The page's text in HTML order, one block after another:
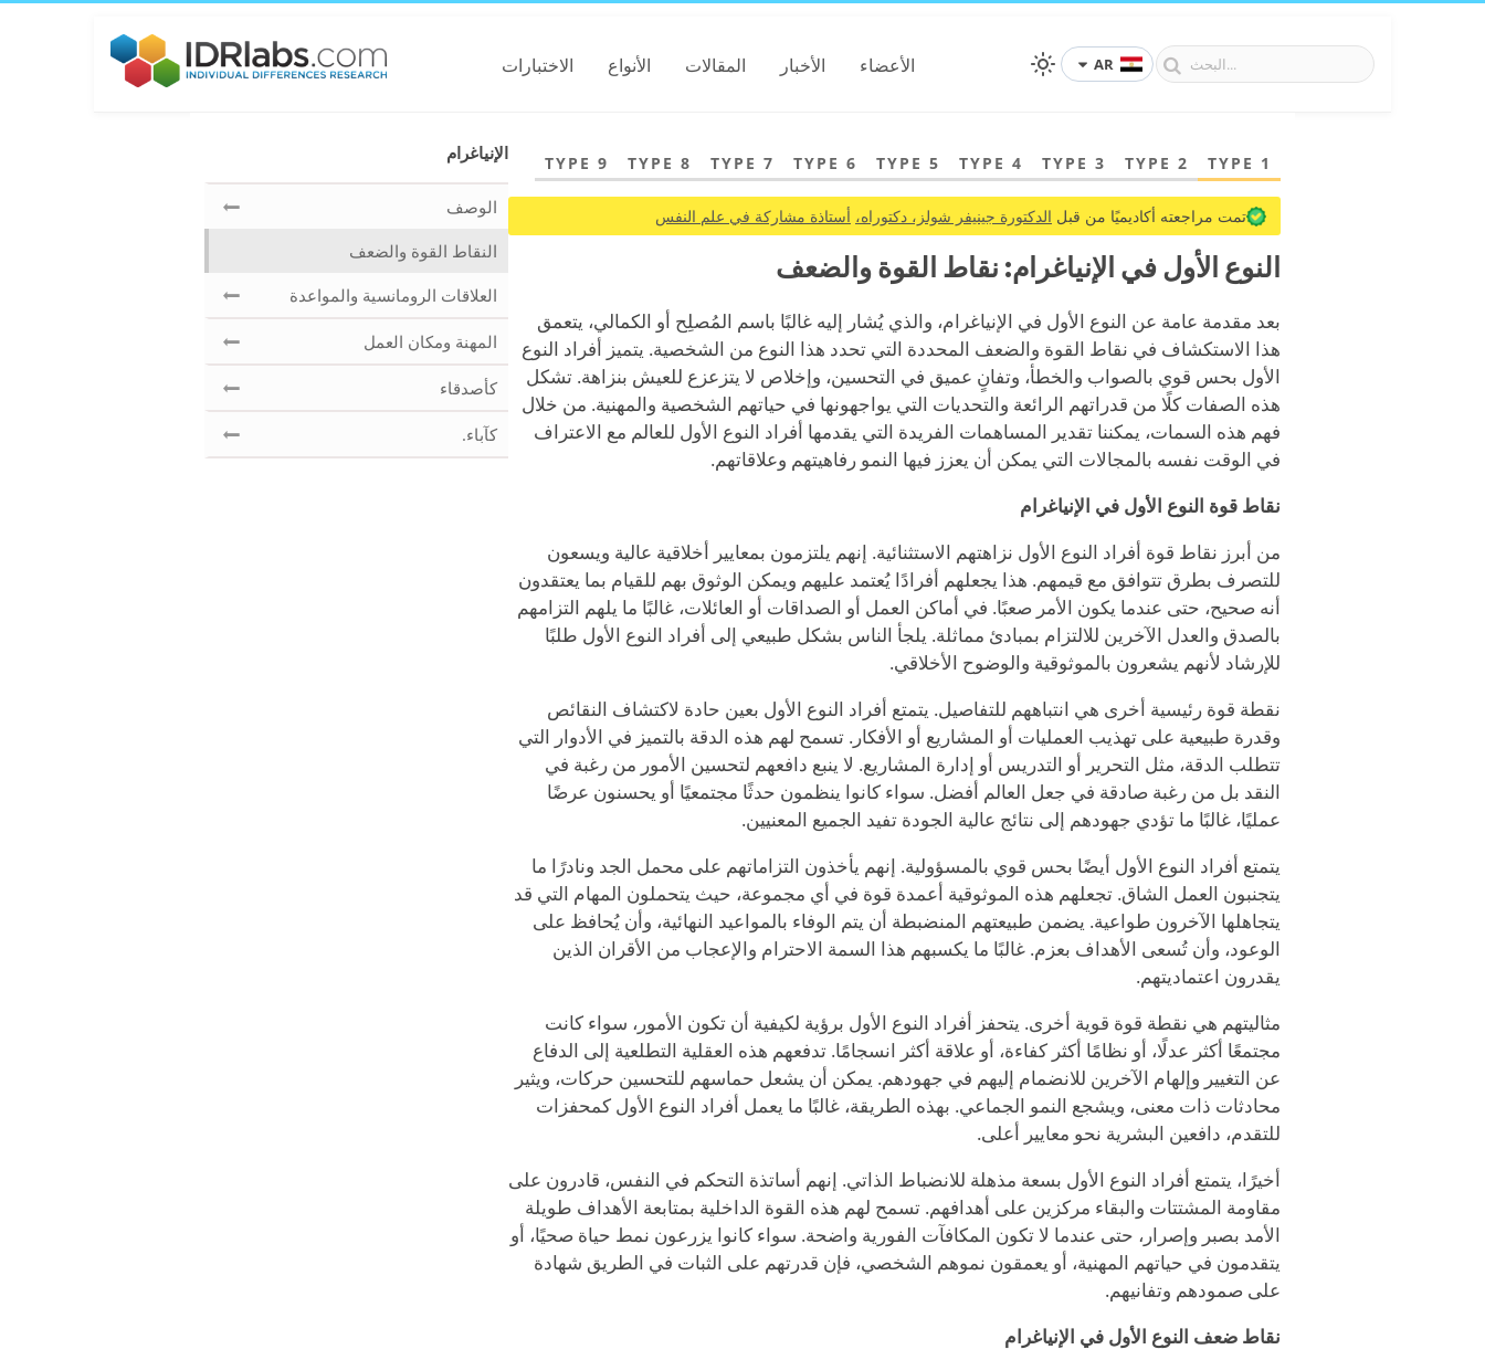
الاختبارات الأنواع المقالات الأخبار الأعضاء AR
الإنياغرام
الوصف
النقاط القوة والضعف
العلاقات الرومانسية والمواعدة
المهنة ومكان العمل
كأصدقاء
كآباء.
TYPE 1
TYPE 2
TYPE 3
TYPE 4
TYPE 5
TYPE 6
TYPE 7
TYPE 8
TYPE 9
تمت مراجعته أكاديميًا من قبل الدكتورة جينيفر شولز، دكتوراه، أستاذة مشاركة في علم النفس
النوع الأول في الإنياغرام: نقاط القوة والضعف
بعد مقدمة عامة عن النوع الأول في الإنياغرام، والذي يُشار إليه غالبًا باسم المُصلِح أو الكمالي، يتعمق
هذا الاستكشاف في نقاط القوة والضعف المحددة التي تحدد هذا النوع من الشخصية. يتميز أفراد النوع
الأول بحس قوي بالصواب والخطأ، وتفانٍ عميق في التحسين، وإخلاص لا يتزعزع للعيش بنزاهة. تشكل
هذه الصفات كلًا من قدراتهم الرائعة والتحديات التي يواجهونها في حياتهم الشخصية والمهنية. من خلال
فهم هذه السمات، يمكننا تقدير المساهمات الفريدة التي يقدمها أفراد النوع الأول للعالم مع الاعتراف
في الوقت نفسه بالمجالات التي يمكن أن يعزز فيها النمو رفاهيتهم وعلاقاتهم.
نقاط قوة النوع الأول في الإنياغرام
من أبرز نقاط قوة أفراد النوع الأول نزاهتهم الاستثنائية. إنهم يلتزمون بمعايير أخلاقية عالية ويسعون
للتصرف بطرق تتوافق مع قيمهم. هذا يجعلهم أفرادًا يُعتمد عليهم ويمكن الوثوق بهم للقيام بما يعتقدون
أنه صحيح، حتى عندما يكون الأمر صعبًا. في أماكن العمل أو الصداقات أو العائلات، غالبًا ما يلهم التزامهم
بالصدق والعدل الآخرين للالتزام بمبادئ مماثلة. يلجأ الناس بشكل طبيعي إلى أفراد النوع الأول طلبًا
للإرشاد لأنهم يشعرون بالموثوقية والوضوح الأخلاقي.
نقطة قوة رئيسية أخرى هي انتباههم للتفاصيل. يتمتع أفراد النوع الأول بعين حادة لاكتشاف النقائص
وقدرة طبيعية على تهذيب العمليات أو المشاريع أو الأفكار. تسمح لهم هذه الدقة بالتميز في الأدوار التي
تتطلب الدقة، مثل التحرير أو التدريس أو إدارة المشاريع. لا ينبع دافعهم لتحسين الأمور من رغبة في
النقد بل من رغبة صادقة في جعل العالم أفضل. سواء كانوا ينظمون حدثًا مجتمعيًا أو يحسنون عرضًا
عمليًا، غالبًا ما تؤدي جهودهم إلى نتائج عالية الجودة تفيد الجميع المعنيين.
يتمتع أفراد النوع الأول أيضًا بحس قوي بالمسؤولية. إنهم يأخذون التزاماتهم على محمل الجد ونادرًا ما
يتجنبون العمل الشاق. تجعلهم هذه الموثوقية أعمدة قوة في أي مجموعة، حيث يتحملون المهام التي قد
يتجاهلها الآخرون طواعية. يضمن طبيعتهم المنضبطة أن يتم الوفاء بالمواعيد النهائية، وأن يُحافظ على
الوعود، وأن تُسعى الأهداف بعزم. غالبًا ما يكسبهم هذا السمة الاحترام والإعجاب من الأقران الذين
يقدرون اعتماديتهم.
مثاليتهم هي نقطة قوة قوية أخرى. يتحفز أفراد النوع الأول برؤية لكيفية أن تكون الأمور، سواء كانت
مجتمعًا أكثر عدلًا، أو نظامًا أكثر كفاءة، أو علاقة أكثر انسجامًا. تدفعهم هذه العقلية التطلعية إلى الدفاع
عن التغيير وإلهام الآخرين للانضمام إليهم في جهودهم. يمكن أن يشعل حماسهم للتحسين حركات، ويثير
محادثات ذات معنى، ويشجع النمو الجماعي. بهذه الطريقة، غالبًا ما يعمل أفراد النوع الأول كمحفزات
للتقدم، دافعين البشرية نحو معايير أعلى.
أخيرًا، يتمتع أفراد النوع الأول بسعة مذهلة للانضباط الذاتي. إنهم أساتذة التحكم في النفس، قادرون على
مقاومة المشتتات والبقاء مركزين على أهدافهم. تسمح لهم هذه القوة الداخلية بمتابعة الأهداف طويلة
الأمد بصبر وإصرار، حتى عندما لا تكون المكافآت الفورية واضحة. سواء كانوا يزرعون نمط حياة صحيًا، أو
يتقدمون في حياتهم المهنية، أو يعمقون نموهم الشخصي، فإن قدرتهم على الثبات في الطريق شهادة
على صمودهم وتفانيهم.
نقاط ضعف النوع الأول في الإنياغرام